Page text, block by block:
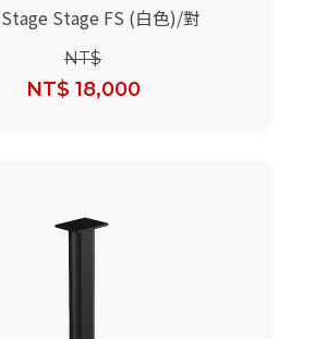
Stage FS (白色)/對
NT$
NT$ 18,000